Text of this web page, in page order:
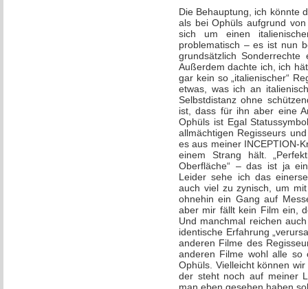
Die Behauptung, ich könnte
als bei Ophüls aufgrund
sich um einen
problematisch – es ist nun
grundsätzlich
Außerdem dachte ich, ich
gar kein so „italienischer“
etwas, was ich an
Selbstdistanz ohne
ist, dass für ihn aber eine
Ophüls ist Egal
allmächtigen Regisseurs
es aus meiner INCEPTION-
einem Strang hält.
Oberfläche“ – das ist ja
Leider sehe ich das
auch viel zu zynisch, um
ohnehin ein Gang auf
aber mir fällt kein Film ein,
Und manchmal reichen
identische Erfahrung
anderen Filme des
anderen Filme wohl alle so
Ophüls. Vielleicht können
der steht noch auf meiner